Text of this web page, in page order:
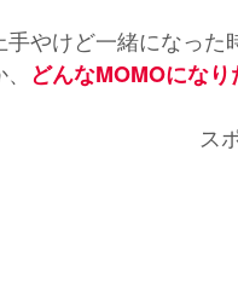
やけど一緒になった
どんなMOMOにな
ス